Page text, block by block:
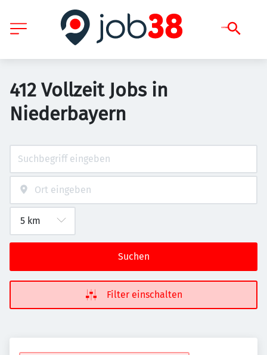
412 Vollzeit Jobs in
Niederbayern
Suchen
Filter einschalten